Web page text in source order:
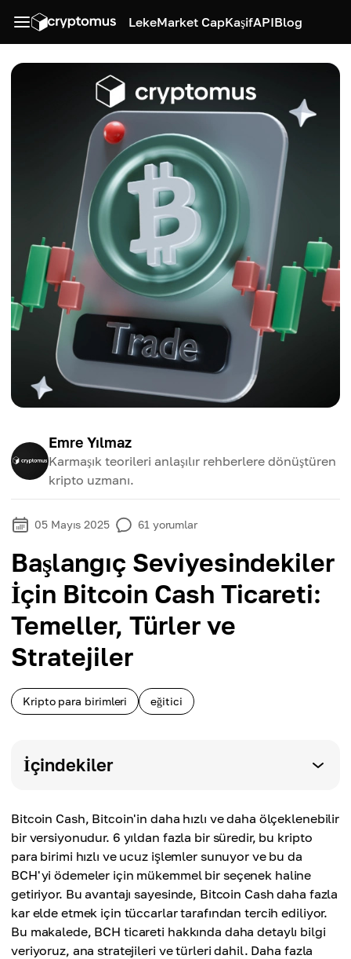
LekeMarket CapKaşifAPIBlog
Emre Yılmaz
Karmaşık teorileri anlaşılır rehberlere dönüştüren
kripto uzmanı.
05 Mayıs 2025 61 yorumlar
Başlangıç Seviyesindekiler
İçin Bitcoin Cash Ticareti:
Temeller, Türler ve
Stratejiler
Kripto para birimleri eğitici
İçindekiler
Bitcoin Cash, Bitcoin'in daha hızlı ve daha ölçeklenebilir
bir versiyonudur. 6 yıldan fazla bir süredir, bu kripto
para birimi hızlı ve ucuz işlemler sunuyor ve bu da
BCH'yi ödemeler için mükemmel bir seçenek haline
getiriyor. Bu avantajı sayesinde, Bitcoin Cash daha fazla
kar elde etmek için tüccarlar tarafından tercih ediliyor.
Bu makalede, BCH ticareti hakkında daha detaylı bilgi
veriyoruz, ana stratejileri ve türleri dahil. Daha fazla